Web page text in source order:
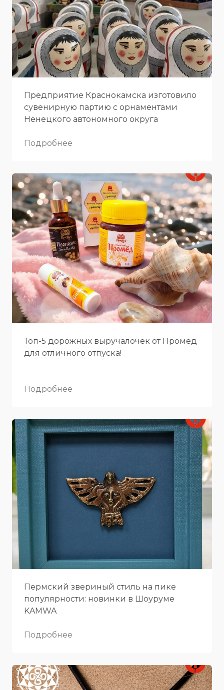
Предприятие Краснокамска изготовило
сувенирную партию с орнаментами
Ненецкого автономного округа
Подробнее
Топ-5 дорожных выручалочек от Промёд
для отличного отпуска!
Подробнее
Пермский звериный стиль на пике
популярности: новинки в Шоуруме
KAMWA
Подробнее